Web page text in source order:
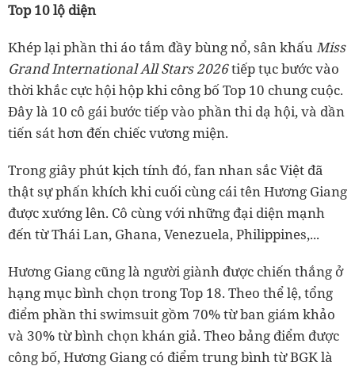
Top 10 lộ diện
Khép lại phần thi áo tắm đầy bùng nổ, sân khấuMiss
Grand International All Stars 2026tiếp tục bước vào
thời khắc cực hội hộp khi công bố Top 10 chung cuộc.
Đây là 10 cô gái bước tiếp vào phần thi dạ hội, và dần
tiến sát hơn đến chiếc vương miện.
Trong giây phút kịch tính đó, fan nhan sắc Việt đã
thật sự phấn khích khi cuối cùng cái tên Hương Giang
được xướng lên. Cô cùng với những đại diện mạnh
đến từ Thái Lan, Ghana, Venezuela, Philippines,...
Hương Giang cũng là người giành được chiến thắng ở
hạng mục bình chọn trong Top 18. Theo thể lệ, tổng
điểm phần thi swimsuit gồm 70% từ ban giám khảo
và 30% từ bình chọn khán giả. Theo bảng điểm được
công bố, Hương Giang có điểm trung bình từ BGK là